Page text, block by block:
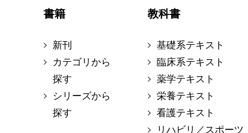
書籍
新刊
カテゴリから
探す
シリーズから
探す
教科書
基礎系テキスト
臨床系テキスト
薬学テキスト
栄養テキスト
看護テキスト
リハビリ／スポーツ